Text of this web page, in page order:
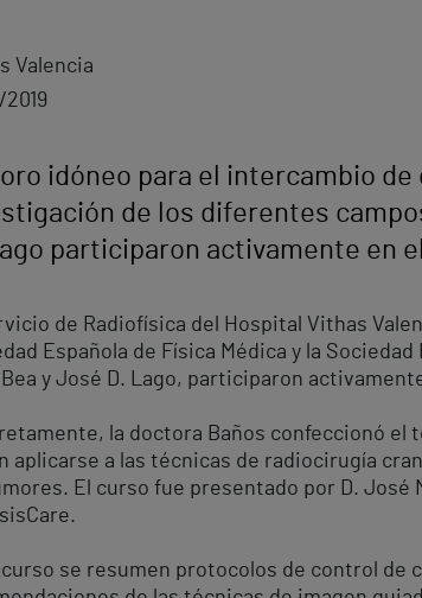
Valencia
idóneo para el intercambio
de los diferentes
participaron activamente en
de Radiofísica del Hospital Vithas
Española de Física Médica y la
y José D. Lago, participaron
la doctora Baños confeccionó
aplicarse a las técnicas de radiocirugía
El curso fue presentado por D. José
curso se resumen protocolos de control de